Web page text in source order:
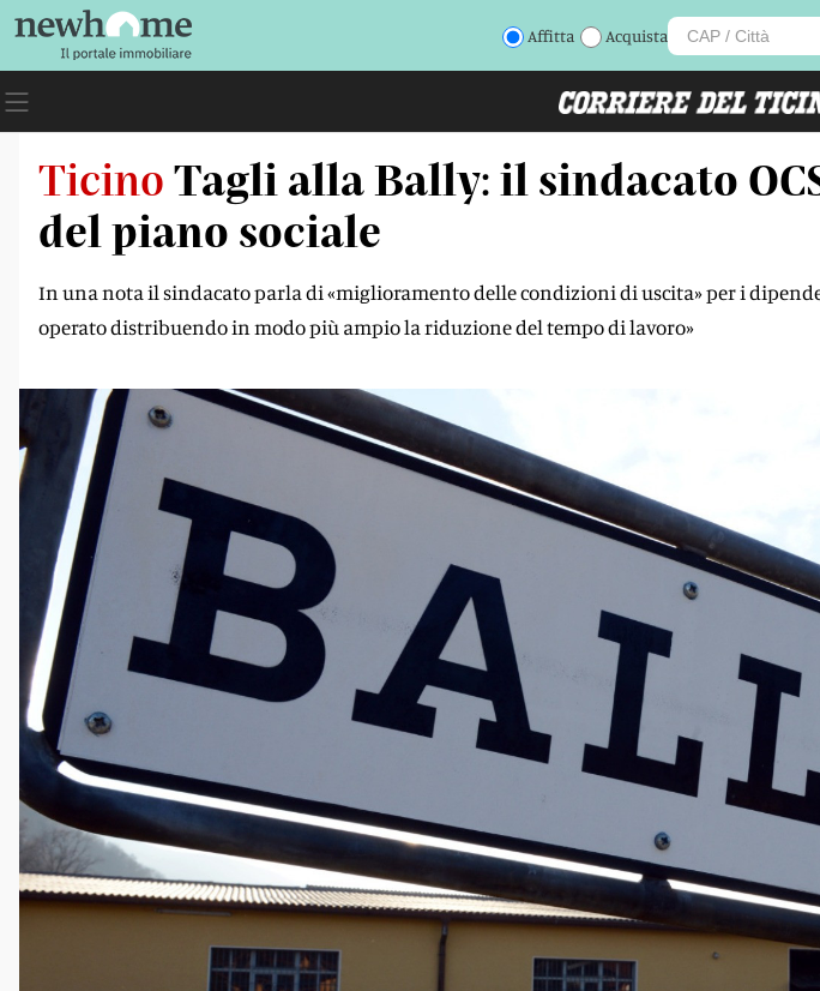
Affitta Acquista
Ticino Tagli alla Bally: il sindacato
del piano sociale
In una nota il sindacato parla di «miglioramento delle condizioni di uscita» per i
operato distribuendo in modo più ampio la riduzione del tempo di lavoro»